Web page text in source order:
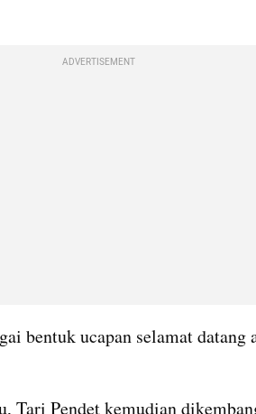
ADVERTISEMENT
bentuk ucapan selamat datang
Tari Pendet kemudian